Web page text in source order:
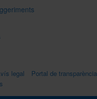
legal
Portal de transparència